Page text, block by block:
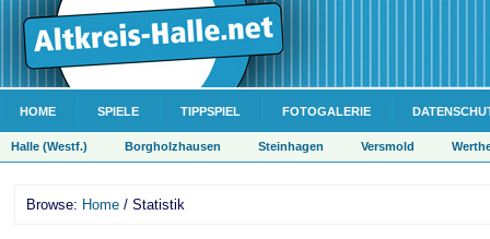
HOME SPIELE TIPPSPIEL FOTOGALERIE
Halle (Westf.) Borgholzhausen Steinhagen Versmold
Browse: Home / Statistik